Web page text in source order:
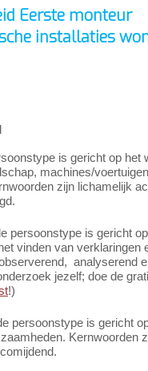
Eerste monteur
installaties
is gericht op het
machines/
zijn lichamelijk
persoonstype is gericht
vinden van verklaringen
analyserend
jezelf; doe de
!)
persoonstype is gericht
Kernwoorden